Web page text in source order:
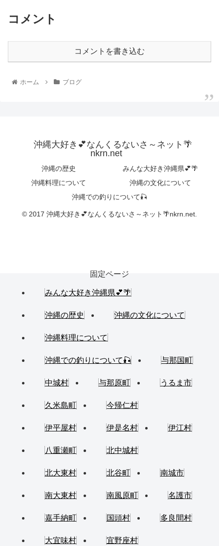
コメント
コメントを書き込む
ホーム ブログ
沖縄大好き💕なんくるないさ～ネット🌴
nkrn.net
沖縄の歴史
みんな大好き沖縄県💕🌴
沖縄料理について
沖縄の文化について
沖縄での釣りについて🎣
© 2017 沖縄大好き💕なんくるないさ～ネット🌴nkrn.net.
固定ページ
みんな大好き沖縄県💕🌴
沖縄の歴史 沖縄の文化について
沖縄料理について
沖縄での釣りについて🎣 与那国町
中城村 与那原町 うるま市
久米島町 今帰仁村
伊平屋村 伊是名村 伊江村
八重瀬町 北中城村
北大東村 北谷町 南城市
南大東村 南風原町 名護市
嘉手納町 国頭村 多良間村
大宜味村 宜野座村